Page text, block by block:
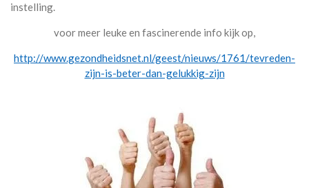
instelling.
voor meer leuke en fascinerende info kijk op,
http://www.gezondheidsnet.nl/geest/nieuws/1761/tevreden-
zijn-is-beter-dan-gelukkig-zijn